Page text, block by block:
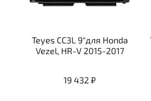
Teyes CC3L 9"для Honda
Vezel, HR-V 2015-2017
19 432 ₽